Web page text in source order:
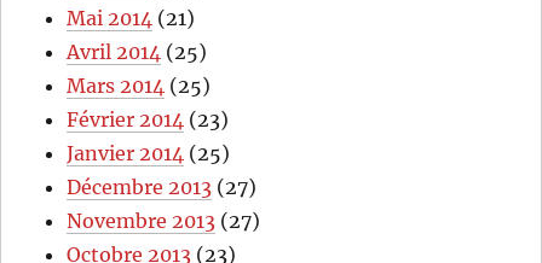
Mai 2014 (21)
Avril 2014 (25)
Mars 2014 (25)
Février 2014 (23)
Janvier 2014 (25)
Décembre 2013 (27)
Novembre 2013 (27)
Octobre 2013 (23)